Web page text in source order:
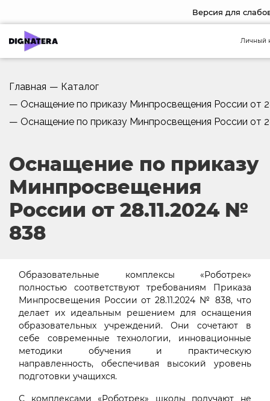
Версия для
Личный
Главная — Каталог
— Оснащение по приказу Минпросвещения России от
— Оснащение по приказу Минпросвещения России от
Оснащение по приказу
Минпросвещения
России от 28.11.2024 №
838
Образовательные комплексы «Роботрек»
полностью соответствуют требованиям Приказа
Минпросвещения России от 28.11.2024 № 838, что
делает их идеальным решением для оснащения
образовательных учреждений. Они сочетают в
себе современные технологии, инновационные
методики обучения и практическую
направленность, обеспечивая высокий уровень
подготовки учащихся.
С комплексами «Роботрек» школы получают не